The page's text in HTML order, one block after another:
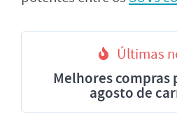
Últimas
Melhores compras
agosto de